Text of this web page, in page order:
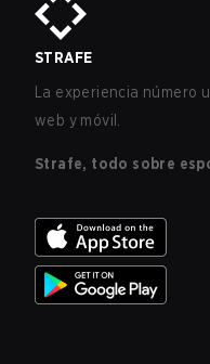
STRAFE
La experiencia número
web y móvil.
Strafe, todo sobre